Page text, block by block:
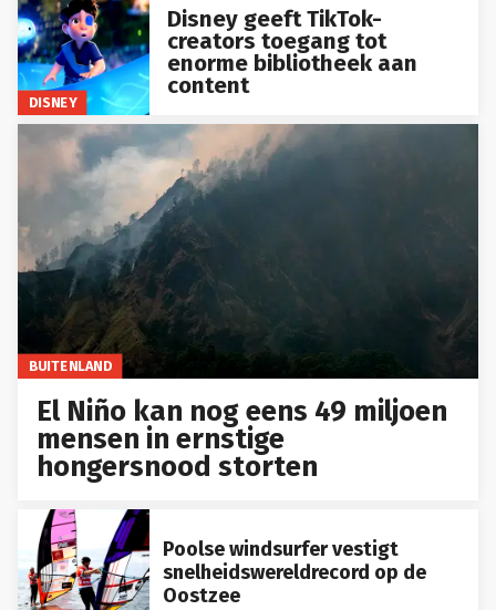
DISNEY
Disney geeft TikTok-
creators toegang tot
enorme bibliotheek aan
content
BUITENLAND
El Niño kan nog eens 49 miljoen
mensen in ernstige
hongersnood storten
Poolse windsurfer vestigt
snelheidswereldrecord op de
Oostzee